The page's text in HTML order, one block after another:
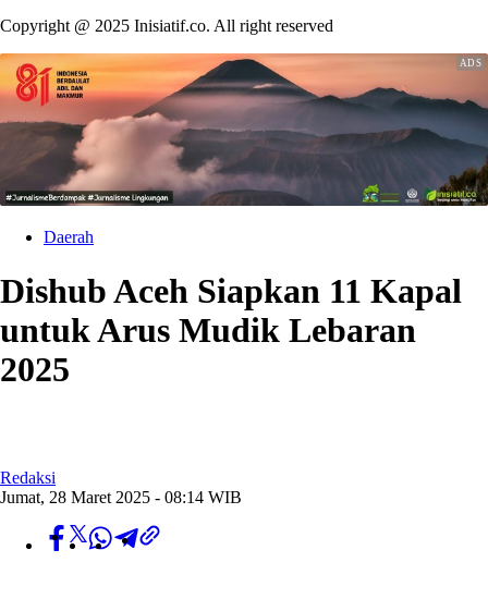
Copyright @ 2025 Inisiatif.co. All right reserved
Daerah
Dishub Aceh Siapkan 11 Kapal
untuk Arus Mudik Lebaran
2025
Redaksi
Jumat, 28 Maret 2025 - 08:14 WIB